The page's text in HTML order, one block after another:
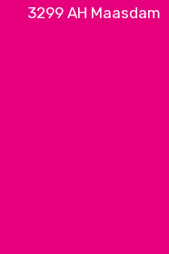
3299 AH Maasdam